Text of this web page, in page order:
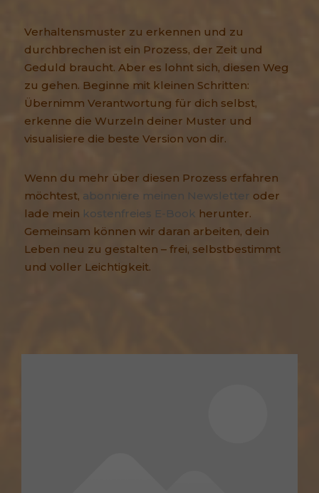
Verhaltensmuster zu erkennen und zu
durchbrechen ist ein Prozess, der Zeit und
Geduld braucht. Aber es lohnt sich, diesen Weg
zu gehen. Beginne mit kleinen Schritten:
Übernimm Verantwortung für dich selbst,
erkenne die Wurzeln deiner Muster und
visualisiere die beste Version von dir.
Wenn du mehr über diesen Prozess erfahren
möchtest, abonniere meinen Newsletter oder
lade mein kostenfreies E-Book herunter.
Gemeinsam können wir daran arbeiten, dein
Leben neu zu gestalten – frei, selbstbestimmt
und voller Leichtigkeit.